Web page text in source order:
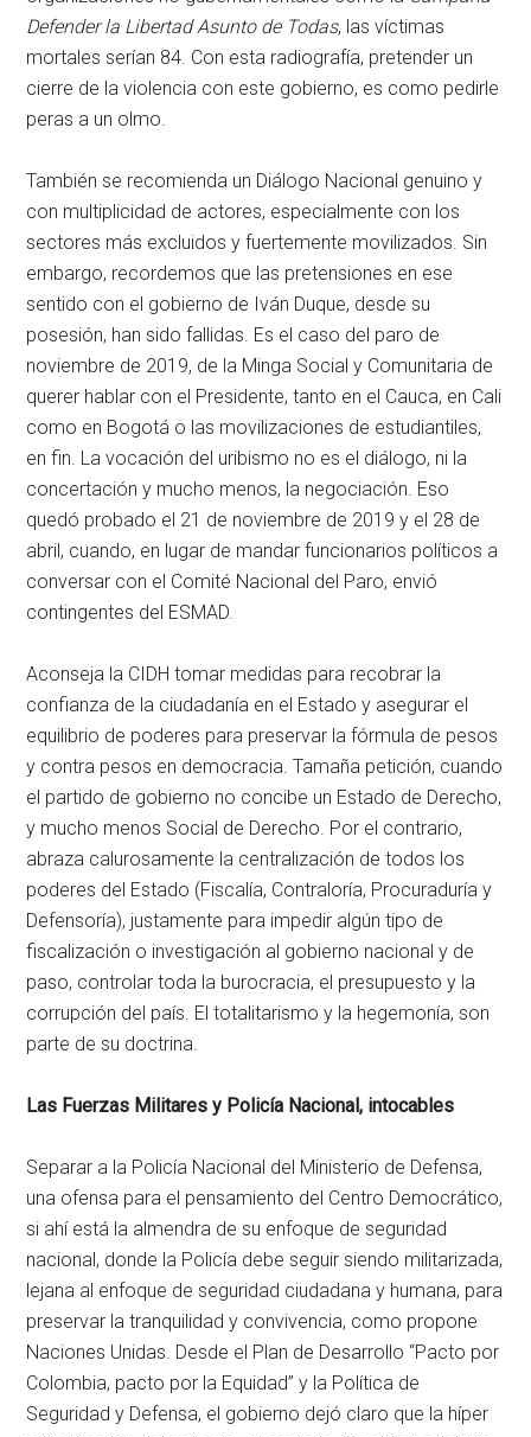
Defender la Libertad Asunto de Todas, las víctimas
mortales serían 84. Con esta radiografía, pretender un
cierre de la violencia con este gobierno, es como pedirle
peras a un olmo.
También se recomienda un Diálogo Nacional genuino y
con multiplicidad de actores, especialmente con los
sectores más excluidos y fuertemente movilizados. Sin
embargo, recordemos que las pretensiones en ese
sentido con el gobierno de Iván Duque, desde su
posesión, han sido fallidas. Es el caso del paro de
noviembre de 2019, de la Minga Social y Comunitaria de
querer hablar con el Presidente, tanto en el Cauca, en Cali
como en Bogotá o las movilizaciones de estudiantiles,
en fin. La vocación del uribismo no es el diálogo, ni la
concertación y mucho menos, la negociación. Eso
quedó probado el 21 de noviembre de 2019 y el 28 de
abril, cuando, en lugar de mandar funcionarios políticos a
conversar con el Comité Nacional del Paro, envió
contingentes del ESMAD.
Aconseja la CIDH tomar medidas para recobrar la
confianza de la ciudadanía en el Estado y asegurar el
equilibrio de poderes para preservar la fórmula de pesos
y contra pesos en democracia. Tamaña petición, cuando
el partido de gobierno no concibe un Estado de Derecho,
y mucho menos Social de Derecho. Por el contrario,
abraza calurosamente la centralización de todos los
poderes del Estado (Fiscalía, Contraloría, Procuraduría y
Defensoría), justamente para impedir algún tipo de
fiscalización o investigación al gobierno nacional y de
paso, controlar toda la burocracia, el presupuesto y la
corrupción del país. El totalitarismo y la hegemonía, son
parte de su doctrina.
Las Fuerzas Militares y Policía Nacional, intocables
Separar a la Policía Nacional del Ministerio de Defensa,
una ofensa para el pensamiento del Centro Democrático,
si ahí está la almendra de su enfoque de seguridad
nacional, donde la Policía debe seguir siendo militarizada,
lejana al enfoque de seguridad ciudadana y humana, para
preservar la tranquilidad y convivencia, como propone
Naciones Unidas. Desde el Plan de Desarrollo “Pacto por
Colombia, pacto por la Equidad” y la Política de
Seguridad y Defensa, el gobierno dejó claro que la híper